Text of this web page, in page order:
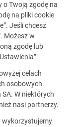
o Twoją zgodę na
na pliki cookie
Jeśli chcesz
Możesz w
zgodę lub
celach
osobowych.
W niektórych
nasi partnerzy.
wykorzystujemy